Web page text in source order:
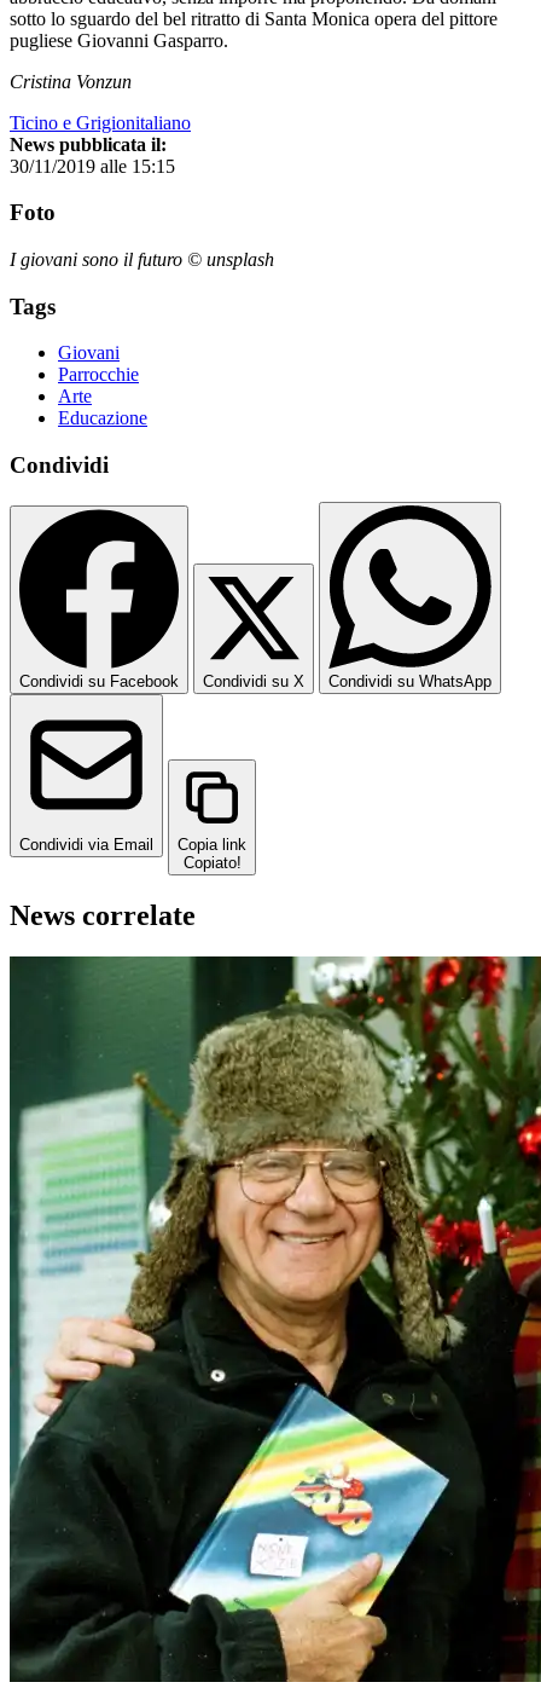
sotto lo sguardo del bel ritratto di Santa Monica opera del pittore
pugliese Giovanni Gasparro.
Cristina Vonzun
Ticino e Grigionitaliano
News pubblicata il:
30/11/2019 alle 15:15
Foto
I giovani sono il futuro © unsplash
Tags
Giovani
Parrocchie
Arte
Educazione
Condividi
Condividi su Facebook Condividi su X Condividi su WhatsApp
Condividi via Email
Copia link
Copiato!
News correlate